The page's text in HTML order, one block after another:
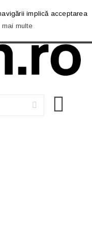
implică acceptarea
mai multe